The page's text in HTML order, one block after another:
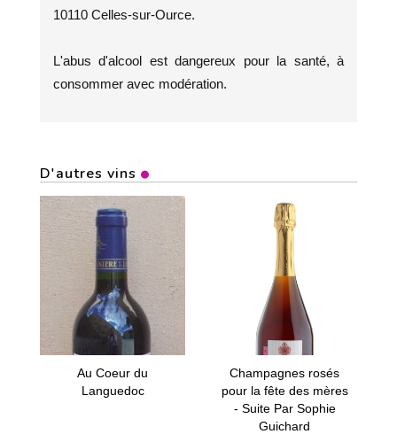
10110 Celles-sur-Ource.
L'abus d'alcool est dangereux pour la santé, à
consommer avec modération.
D'autres vins
Au Coeur du
Languedoc
Champagnes rosés
pour la fête des mères
- Suite Par Sophie
Guichard